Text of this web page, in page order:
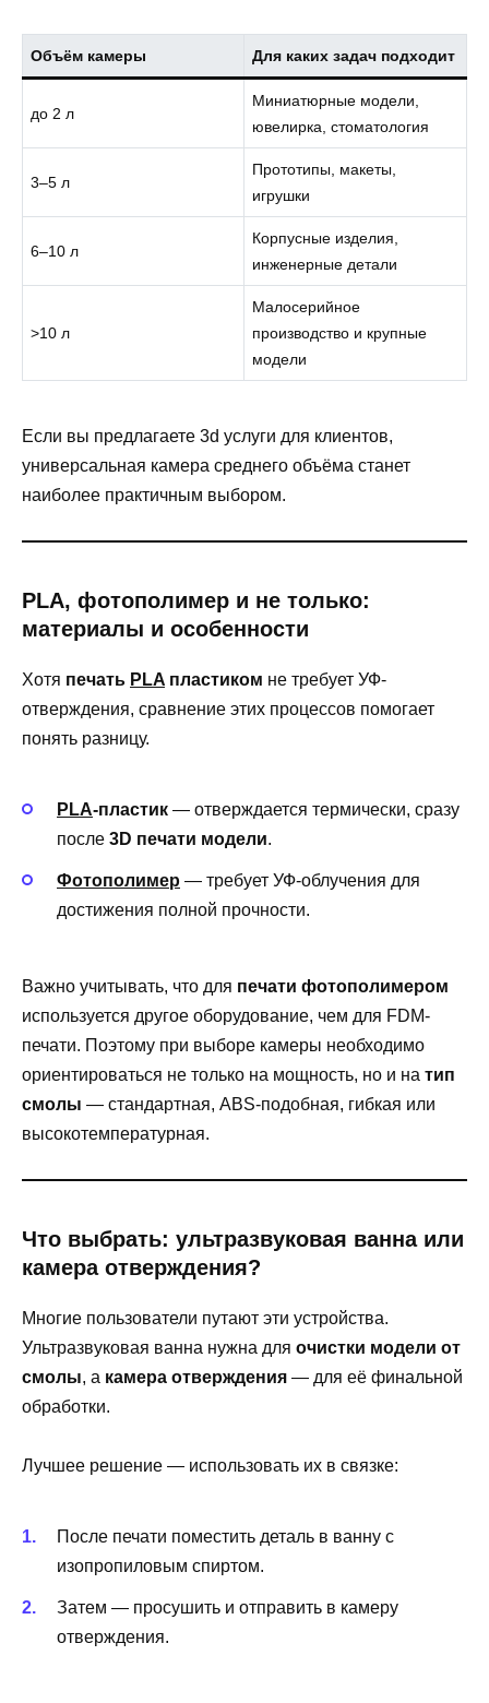
Объём камеры Для каких задач подходит
до 2 л
Миниатюрные модели,
ювелирка, стоматология
3–5 л
Прототипы, макеты,
игрушки
6–10 л
Корпусные изделия,
инженерные детали
>10 л
Малосерийное
производство и крупные
модели
Если вы предлагаете 3d услуги для клиентов,
универсальная камера среднего объёма станет
наиболее практичным выбором.
PLA, фотополимер и не только:
материалы и особенности
Хотя печать PLA пластиком не требует УФ-
отверждения, сравнение этих процессов помогает
понять разницу.
PLA-пластик — отверждается термически, сразу
после 3D печати модели.
Фотополимер — требует УФ-облучения для
достижения полной прочности.
Важно учитывать, что для печати фотополимером
используется другое оборудование, чем для FDM-
печати. Поэтому при выборе камеры необходимо
ориентироваться не только на мощность, но и на тип
смолы — стандартная, ABS-подобная, гибкая или
высокотемпературная.
Что выбрать: ультразвуковая ванна или
камера отверждения?
Многие пользователи путают эти устройства.
Ультразвуковая ванна нужна для очистки модели от
смолы, а камера отверждения — для её финальной
обработки.
Лучшее решение — использовать их в связке:
После печати поместить деталь в ванну с
изопропиловым спиртом.
Затем — просушить и отправить в камеру
отверждения.